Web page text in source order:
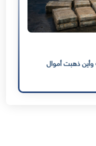
وأين ذهبت أموال